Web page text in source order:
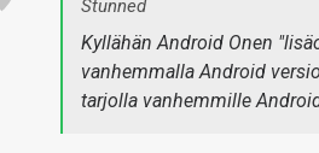
Stunned
Kyllähän Android Onen
vanhemmalla Android
tarjolla vanhemmille